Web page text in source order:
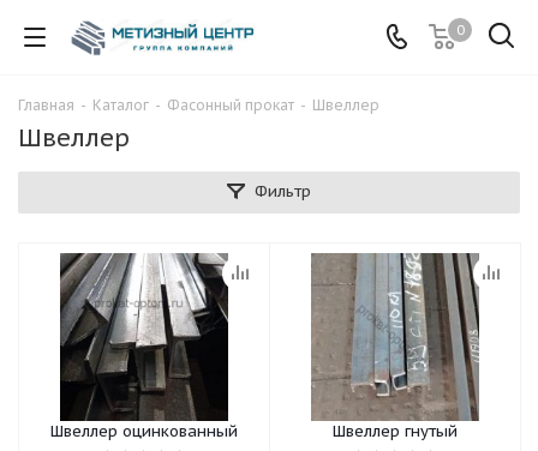
0
Главная - Каталог - Фасонный прокат - Швеллер
Швеллер
Фильтр
Швеллер оцинкованный Швеллер гнутый